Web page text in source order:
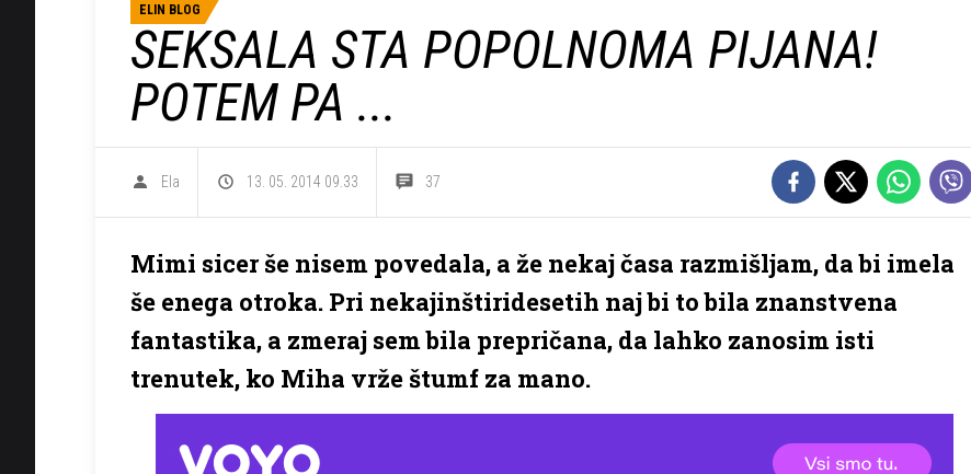
ELIN BLOG
SEKSALA STA POPOLNOMA PIJANA!
POTEM PA ...
Ela 13. 05. 2014 09.33 37
Mimi sicer še nisem povedala, a že nekaj časa razmišljam, da bi imela
še enega otroka. Pri nekajinštiridesetih naj bi to bila znanstvena
fantastika, a zmeraj sem bila prepričana, da lahko zanosim isti
trenutek, ko Miha vrže štumf za mano.